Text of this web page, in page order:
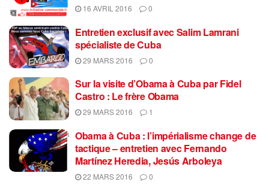
16 AVRIL 2016 0
Entretien exclusif avec Salim Lamrani
spécialiste de Cuba
29 MARS 2016 0
Sur la visite d’Obama à Cuba par Fidel
Castro : Le frère Obama
29 MARS 2016 1
Obama à Cuba : l’impérialisme change de
tactique – entretien avec Fernando
Martínez Heredia, Jesús Arboleya
22 MARS 2016 0